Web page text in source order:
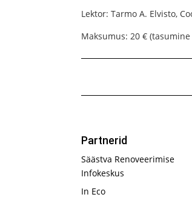
Lektor: Tarmo A. Elvisto,
Maksumus: 20 €
Partnerid
Säästva Renoveerimise
Infokeskus
In Eco